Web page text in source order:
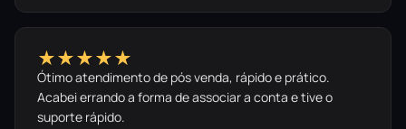
★★★★★
Ótimo atendimento de pós venda, rápido e prático.
Acabei errando a forma de associar a conta e tive o
suporte rápido.